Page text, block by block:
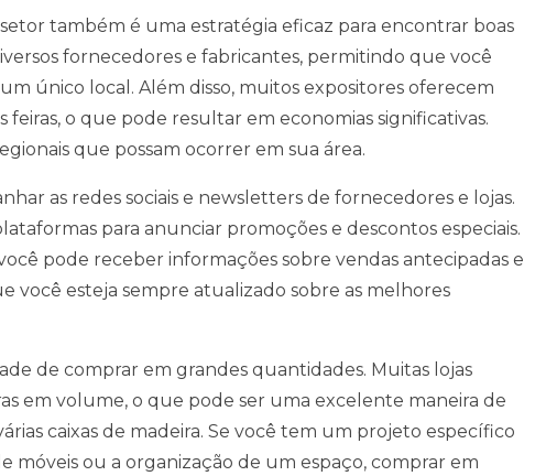
também é uma estratégia eficaz para encontrar boas
fornecedores e fabricantes, permitindo que você
único local. Além disso, muitos expositores oferecem
o que pode resultar em economias significativas.
que possam ocorrer em sua área.
as redes sociais e newsletters de fornecedores e lojas.
para anunciar promoções e descontos especiais.
pode receber informações sobre vendas antecipadas e
você esteja sempre atualizado sobre as melhores
de comprar em grandes quantidades. Muitas lojas
em volume, o que pode ser uma excelente maneira de
caixas de madeira. Se você tem um projeto específico
móveis ou a organização de um espaço, comprar em